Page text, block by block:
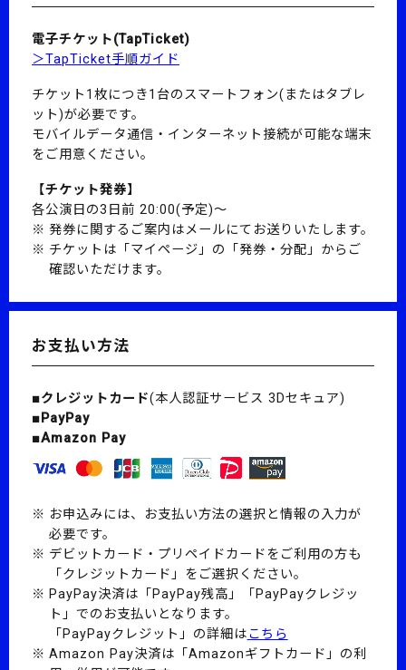
電子チケット(TapTicket)
＞TapTicket手順ガイド
チケット1枚につき1台のスマートフォン(またはタブレ
ット)が必要です。
モバイルデータ通信・インターネット接続が可能な端末
をご用意ください。
【チケット発券】
各公演日の3日前 20:00(予定)～
発券に関するご案内はメールにてお送りいたします。
チケットは「マイページ」の「発券・分配」からご
確認いただけます。
お支払い方法
■クレジットカード(本人認証サービス 3Dセキュア)
■PayPay
■Amazon Pay
お申込みには、お支払い方法の選択と情報の入力が
必要です。
デビットカード・プリペイドカードをご利用の方も
「クレジットカード」をご選択ください。
PayPay決済は「PayPay残高」「PayPayクレジッ
ト」でのお支払いとなります。
「PayPayクレジット」の詳細はこちら
Amazon Pay決済は「Amazonギフトカード」の利